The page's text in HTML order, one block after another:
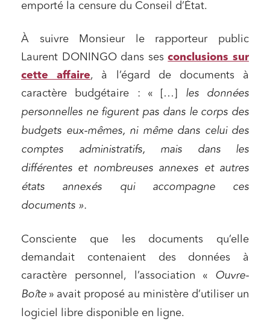
emporté la censure du Conseil d’État.
À suivre Monsieur le rapporteur public
Laurent DONINGO dans sesconclusions sur
cette affaire, à l’égard de documents à
caractère budgétaire : « […] les données
personnelles ne figurent pas dans le corps des
budgets eux-mêmes, ni même dans celui des
comptes administratifs, mais dans les
différentes et nombreuses annexes et autres
états annexés qui accompagne ces
documents ».
Consciente que les documents qu’elle
demandait contenaient des données à
caractère personnel, l’association « Ouvre-
Boîte » avait proposé au ministère d’utiliser un
logiciel libre disponible en ligne.